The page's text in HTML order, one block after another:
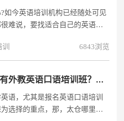
如今英语培训机构已经随处可见
难说，要找适合自己的英语机
线下英语，哪种是适合自己的
6843浏览
太仓英语培训，哪里有外教英语口语培训班？贵吗？
语，尤其是报名英语口语培训
选择的重点，那，太仓哪里有